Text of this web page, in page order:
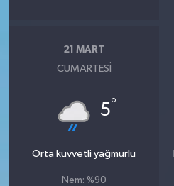
21 MART
CUMARTESI
5°
Orta kuvvetli yağmurlu
Nem: %90